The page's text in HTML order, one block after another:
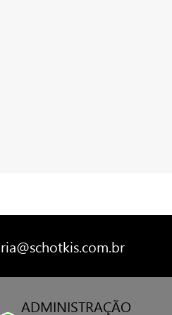
ADMINISTRAÇÃO